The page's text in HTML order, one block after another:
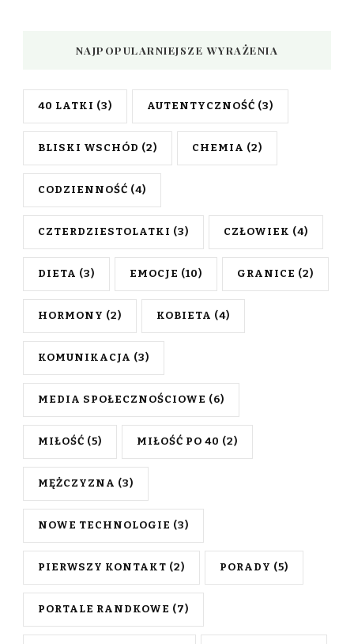
NAJPOPULARNIEJSZE WYRAŻENIA
40 LATKI (3) AUTENTYCZNOŚĆ (3)
BLISKI WSCHÓD (2) CHEMIA (2)
CODZIENNOŚĆ (4)
CZTERDZIESTOLATKI (3) CZŁOWIEK (4)
DIETA (3) EMOCJE (10) GRANICE (2)
HORMONY (2) KOBIETA (4)
KOMUNIKACJA (3)
MEDIA SPOŁECZNOŚCIOWE (6)
MIŁOŚĆ (5) MIŁOŚĆ PO 40 (2)
MĘŻCZYZNA (3)
NOWE TECHNOLOGIE (3)
PIERWSZY KONTAKT (2) PORADY (5)
PORTALE RANDKOWE (7)